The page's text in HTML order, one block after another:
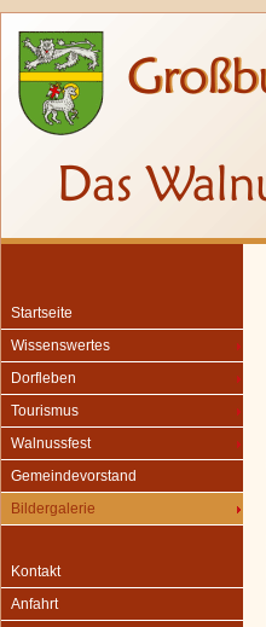
Startseite
Wissenswertes
Dorfleben
Tourismus
Walnussfest
Gemeindevorstand
Bildergalerie
Kontakt
Anfahrt